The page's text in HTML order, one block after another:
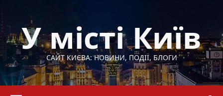
до
вмістуУ місті Київ
САЙТ КИЄВА: НОВИНИ, ПОДІЇ, БЛОГИ